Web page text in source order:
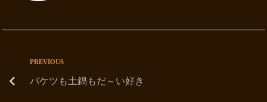
PREVIOUS
バケツも土鍋もだ～い好き